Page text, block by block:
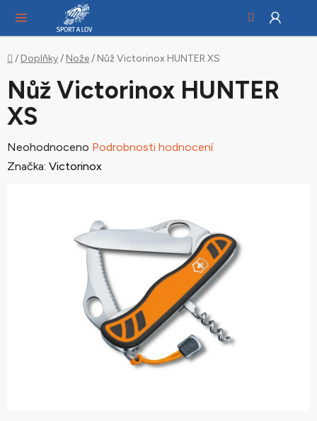
obsah
Domů
/ Doplňky/ Nože/ Nůž Victorinox HUNTER XS
Nůž Victorinox HUNTER
XS
Průměrné
hodnocení
Neohodnoceno Podrobnosti hodnocení
Značka: Victorinox